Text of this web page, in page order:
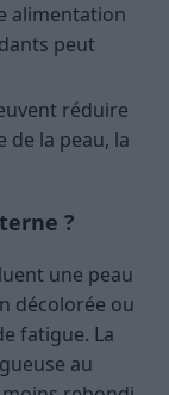
alimentation
peut
réduire
de la peau, la
?
une peau
décolorée ou
fatigue. La
au